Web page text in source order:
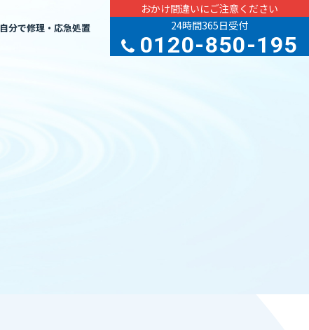
自分で修理・応急処置
おかけ間違いにご注意ください
24時間365日受付
0120-850-195